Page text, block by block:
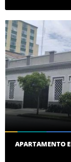
APARTAMENTO